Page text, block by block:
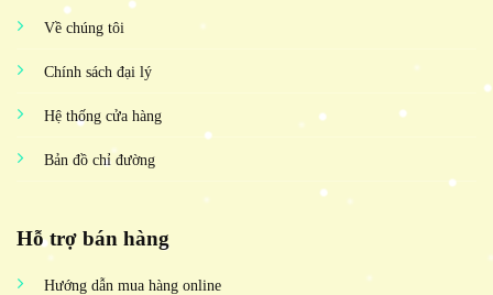
Về chúng tôi
Chính sách đại lý
Hệ thống cửa hàng
Bản đồ chỉ đường
Hỗ trợ bán hàng
Hướng dẫn mua hàng online